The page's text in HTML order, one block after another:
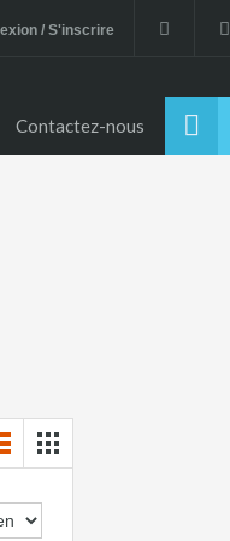
/ S'inscrire
Contactez-nous